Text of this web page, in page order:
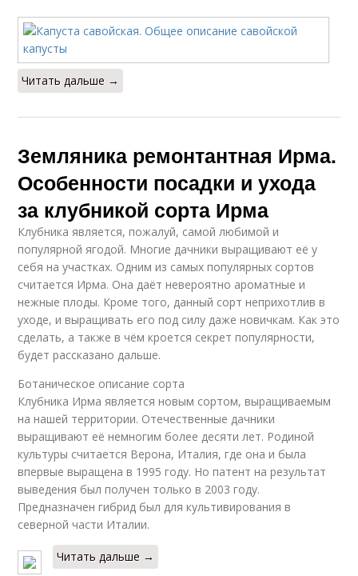
Читать дальше →
Земляника ремонтантная Ирма.
Особенности посадки и ухода
за клубникой сорта Ирма
Клубника является, пожалуй, самой любимой и
популярной ягодой. Многие дачники выращивают её у
себя на участках. Одним из самых популярных сортов
считается Ирма. Она даёт невероятно ароматные и
нежные плоды. Кроме того, данный сорт неприхотлив в
уходе, и выращивать его под силу даже новичкам. Как это
сделать, а также в чём кроется секрет популярности,
будет рассказано дальше.
Ботаническое описание сорта
Клубника Ирма является новым сортом, выращиваемым
на нашей территории. Отечественные дачники
выращивают её немногим более десяти лет. Родиной
культуры считается Верона, Италия, где она и была
впервые выращена в 1995 году. Но патент на результат
выведения был получен только в 2003 году.
Предназначен гибрид был для культивирования в
северной части Италии.
Читать дальше →